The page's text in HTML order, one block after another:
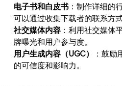
电子书和白皮书 ：制作详细的
可以通过收集下载者的联系方
社交媒体内容 ：利用社交媒体
牌曝光和用户参与度。
用户生成内容（UGC）
：鼓
的可信度和影响力。